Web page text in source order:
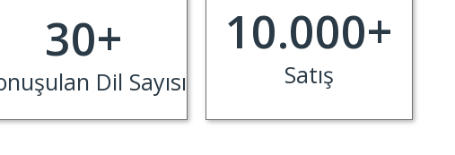
30+
Dil Sayısı
10.000+
Satış